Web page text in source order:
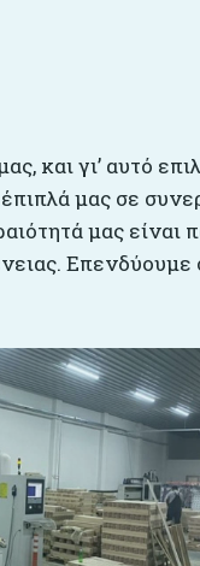
και γι’ αυτό
μας σε
μας είναι
Επενδύουμε